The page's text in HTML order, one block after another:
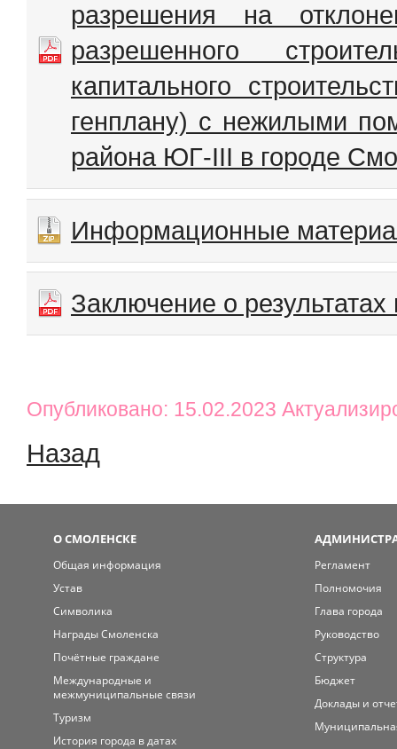
разрешения на
разрешенного
капитального
генплану) с нежилыми
района ЮГ-III в городе
Информационные
Заключение о
Опубликовано: 15.02.2023
Назад
О СМОЛЕНСКЕ
Общая информация
Устав
Символика
Награды Смоленска
Почётные граждане
Международные и
межмуниципальные связи
Туризм
История города в датах
Регламент
Полномочия
Глава города
Руководство
Структура
Бюджет
Доклады и